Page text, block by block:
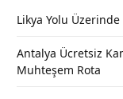
Likya Yolu Üzerinde
Antalya Ücretsiz
Muhteşem Rota